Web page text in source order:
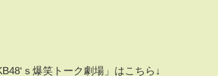
ｓ爆笑トーク劇場」はこちら↓